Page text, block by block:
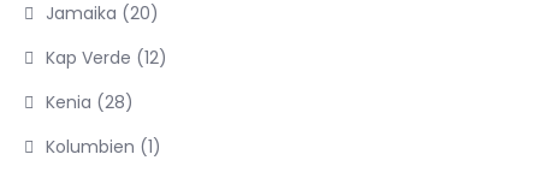
Jamaika (20)
Kap Verde (12)
Kenia (28)
Kolumbien (1)